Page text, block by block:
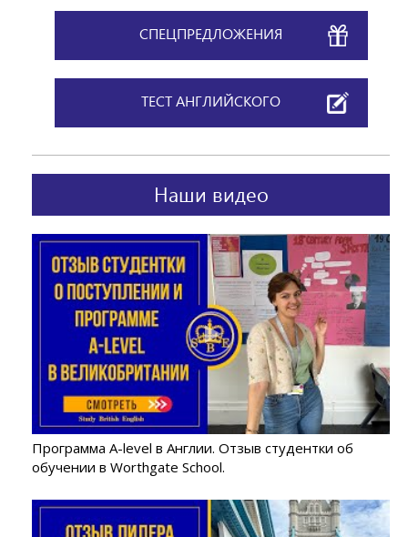
СПЕЦПРЕДЛОЖЕНИЯ
ТЕСТ АНГЛИЙСКОГО
Наши видео
Программа A-level в Англии. Отзыв студентки об
обучении в Worthgate School.